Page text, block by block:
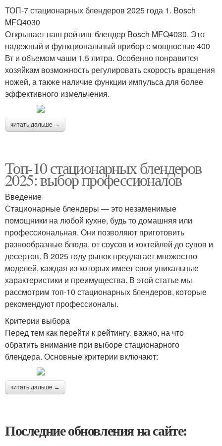
ТОП-7 стационарных блендеров 2025 года 1. Bosch
MFQ4030
Открывает наш рейтинг блендер Bosch MFQ4030. Это
надежный и функциональный прибор с мощностью 400
Вт и объемом чаши 1,5 литра. Особенно понравится
хозяйкам возможность регулировать скорость вращения
ножей, а также наличие функции импульса для более
эффективного измельчения.
читать дальше →
Топ-10 стационарных блендеров
2025: выбор профессионалов
Введение
Стационарные блендеры — это незаменимые
помощники на любой кухне, будь то домашняя или
профессиональная. Они позволяют приготовить
разнообразные блюда, от соусов и коктейлей до супов и
десертов. В 2025 году рынок предлагает множество
моделей, каждая из которых имеет свои уникальные
характеристики и преимущества. В этой статье мы
рассмотрим топ-10 стационарных блендеров, которые
рекомендуют профессионалы.
Критерии выбора
Перед тем как перейти к рейтингу, важно, на что
обратить внимание при выборе стационарного
блендера. Основные критерии включают:
читать дальше →
Последние обновления на сайте: